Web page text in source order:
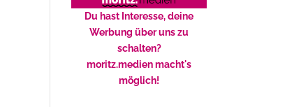
Du hast Interesse, deine
Werbung über uns zu
schalten?
moritz.medien macht's
möglich!